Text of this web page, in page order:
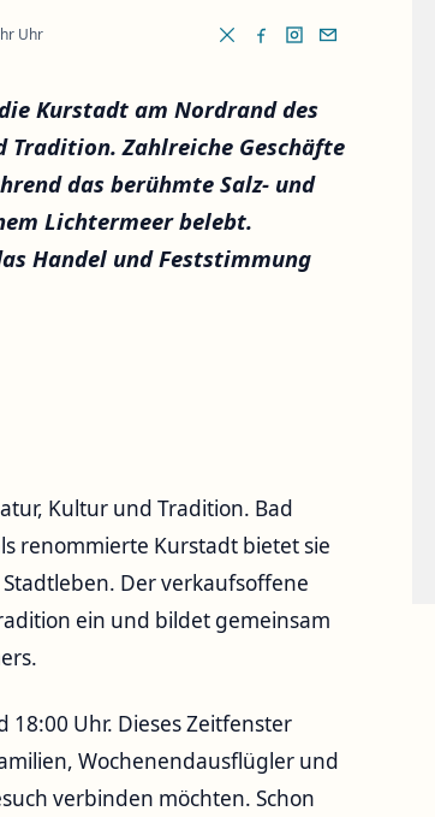
Uhr
Kurstadt am Nordrand des
Zahlreiche Geschäfte
das berühmte Salz- und
Lichtermeer belebt.
Handel und Feststimmung
Kultur und Tradition. Bad
renommierte Kurstadt bietet sie
Der verkaufsoffene
ein und bildet gemeinsam
18:00 Uhr. Dieses Zeitfenster
Wochenendausflügler und
verbinden möchten. Schon